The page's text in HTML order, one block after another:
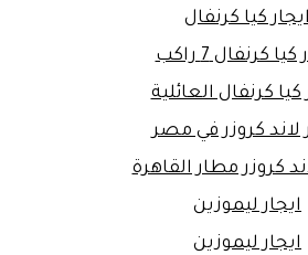
كيا كرنفال
كرنفال 7 راكب
كيا كرنفال العائلية
لاند كروزر في مصر
كروزر مطار القاهرة
ايجار ليموزين
ايجار ليموزين